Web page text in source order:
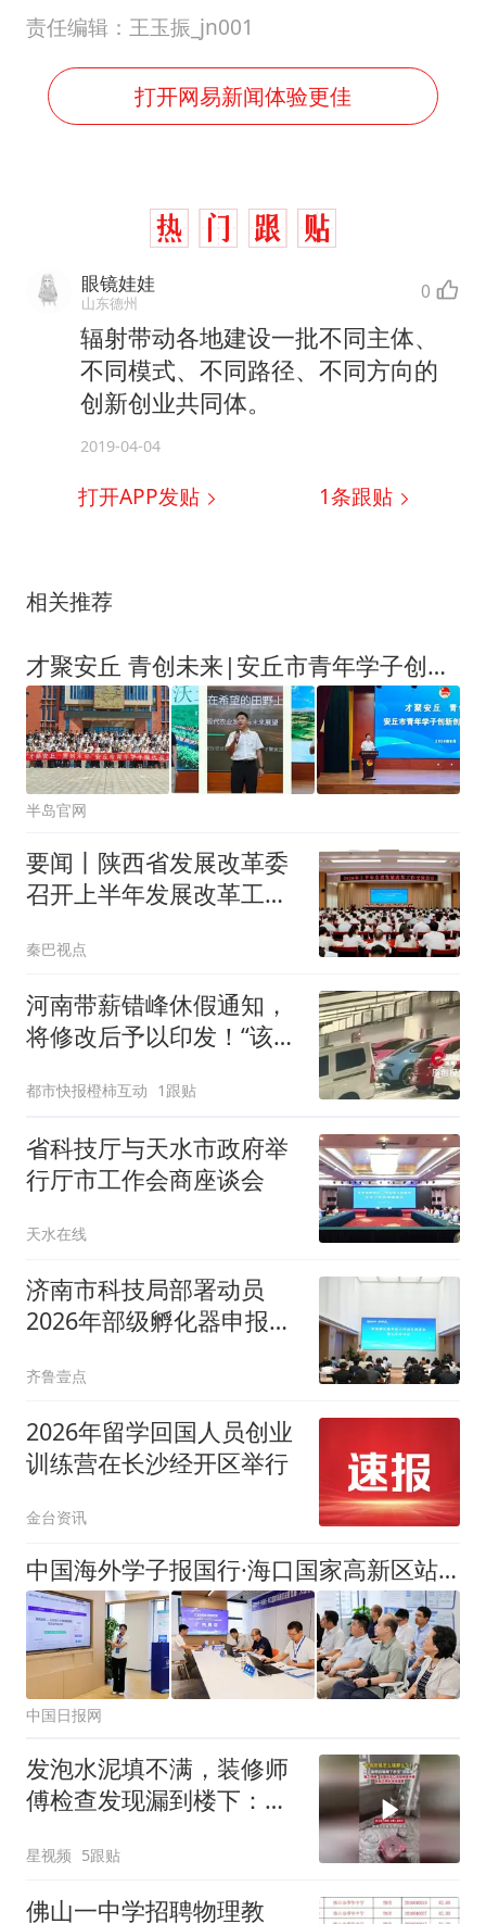
责任编辑：王玉振_jn001
打开网易新闻体验更佳
眼镜娃娃
山东德州 0
辐射带动各地建设一批不同主体、
不同模式、不同路径、不同方向的
创新创业共同体。
2019-04-04
打开APP发贴 1条跟贴
相关推荐
才聚安丘 青创未来|安丘市青年学子创新创业经验交流会成功举办
半岛官网
要闻丨陕西省发展改革委
召开上半年发展改革工作
秦巴视点
河南带薪错峰休假通知，
将修改后予以印发！“该文
审签不规范”
都市快报橙柿互动 1跟贴
省科技厅与天水市政府举
行厅市工作会商座谈会
天水在线
济南市科技局部署动员
2026年部级孵化器申报工
齐鲁壹点
2026年留学回国人员创业
训练营在长沙经开区举行
金台资讯
中国海外学子报国行·海口国家高新区站暨首届“火山智汇杯”海南自贸港全球科创菁英赛预选赛举办
中国日报网
发泡水泥填不满，装修师
傅检查发现漏到楼下：出
星视频 5跟贴
佛山一中学招聘物理教